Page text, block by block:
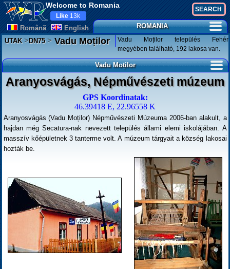
Welcome to Romania
Românã English
Like 13k
ROMANIA
UTAK>DN75>Vadu Moților
Vadu Moților település Fehér
megyében található, 192 lakosa van.
Vadu Moților
Aranyosvágás, Népművészeti múzeum
GPS Koordinatak:
46.39418 E, 22.96558 K
Aranyosvágás (Vadu Moților) Népművészeti Múzeuma 2006-ban alakult, a
hajdan még Secatura-nak nevezett település állami elemi iskolájában. A
masszív kőépületnek 3 tanterme volt. A múzeum tárgyait a község lakosai
hozták be.